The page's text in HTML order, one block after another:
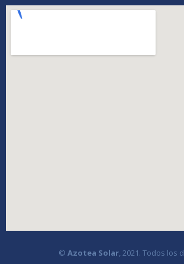
© Azotea Solar, 2021. Todos los